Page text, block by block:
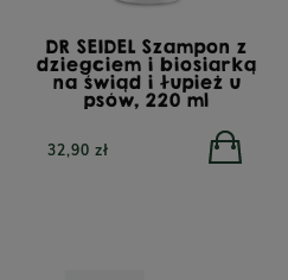
DR SEIDEL Szampon z
dziegciem i biosiarką
na świąd i łupież u
psów, 220 ml
32,90 zł